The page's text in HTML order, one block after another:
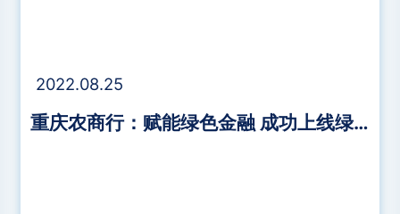
2022.08.25
重庆农商行：赋能绿色金融 成功上线绿色信贷管理系统